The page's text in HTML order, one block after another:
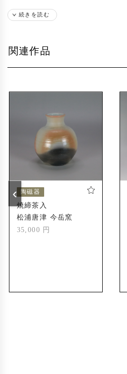
続きを読む
関連作品
陶磁器
焼締茶入
松浦唐津 今岳窯
35,000 円
‹